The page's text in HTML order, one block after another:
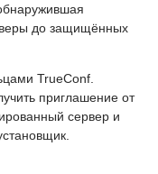
до защищённых
TrueConf.
приглашение от
сервер и